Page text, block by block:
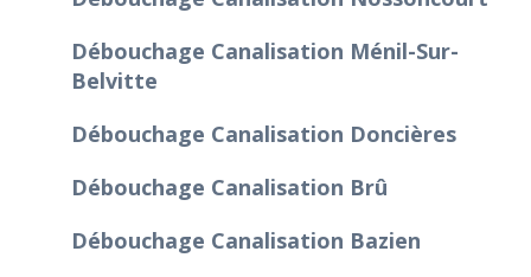
Débouchage Canalisation Ménil-Sur-
Belvitte
Débouchage Canalisation Doncières
Débouchage Canalisation Brû
Débouchage Canalisation Bazien